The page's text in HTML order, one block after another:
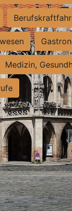
Medizin,